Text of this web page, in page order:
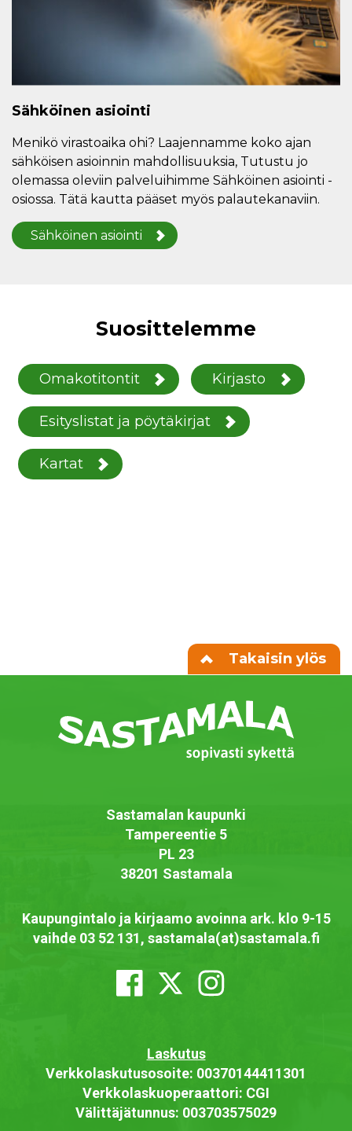
Sähköinen asiointi
Menikö virastoaika ohi? Laajennamme koko ajan
sähköisen asioinnin mahdollisuuksia, Tutustu jo
olemassa oleviin palveluihimme Sähköinen asiointi -
osiossa. Tätä kautta pääset myös palautekanaviin.
Sähköinen asiointi
Suosittelemme
Omakotitontit Kirjasto
Esityslistat ja pöytäkirjat
Kartat
Takaisin ylös
Sastamalan kaupunki
Tampereentie 5
PL 23
38201 Sastamala
Kaupungintalo ja kirjaamo avoinna ark. klo 9-15
vaihde 03 52 131, sastamala(at)sastamala.fi
Laskutus
Verkkolaskutusosoite: 00370144411301
Verkkolaskuoperaattori: CGI
Välittäjätunnus: 003703575029